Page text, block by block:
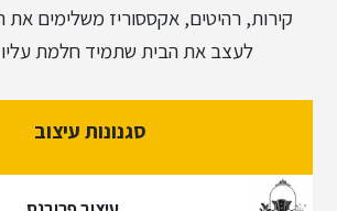
קירות, רהיטים, אקססוריז משלימים
לעצב את הבית שתמיד חלמת
סגנונות עיצוב